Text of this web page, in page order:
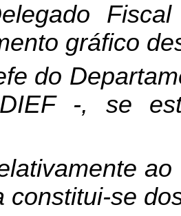
gráfico
do
-, se
constitui-se